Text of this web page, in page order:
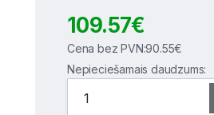
109.57€
Cena bez PVN:90.55€
Nepieciešamais daudzums: